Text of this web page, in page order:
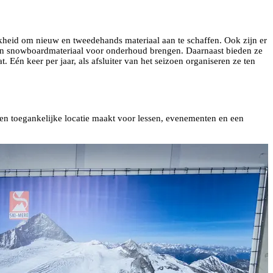
om nieuw en tweedehands materiaal aan te schaffen. Ook zijn er
voor onderhoud brengen. Daarnaast bieden ze
keer per jaar, als afsluiter van het seizoen organiseren ze ten
toegankelijke locatie maakt voor lessen, evenementen en een